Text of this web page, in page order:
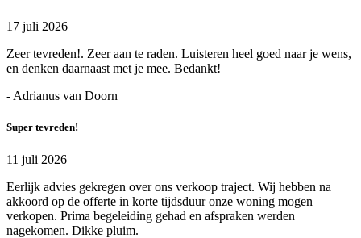
17 juli 2026
Zeer tevreden!. Zeer aan te raden. Luisteren heel goed naar je wens,
en denken daarnaast met je mee. Bedankt!
- Adrianus van Doorn
Super tevreden!
11 juli 2026
Eerlijk advies gekregen over ons verkoop traject. Wij hebben na
akkoord op de offerte in korte tijdsduur onze woning mogen
verkopen. Prima begeleiding gehad en afspraken werden
nagekomen. Dikke pluim.